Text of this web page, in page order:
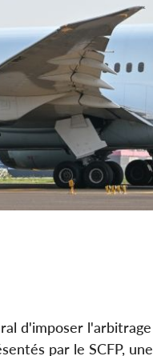
d'imposer l'arbitrage
par le SCFP, une